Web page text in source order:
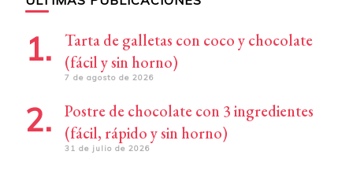
Tarta de galletas con coco y chocolate
(fácil y sin horno)
7 de agosto de 2026
Postre de chocolate con 3 ingredientes
(fácil, rápido y sin horno)
31 de julio de 2026